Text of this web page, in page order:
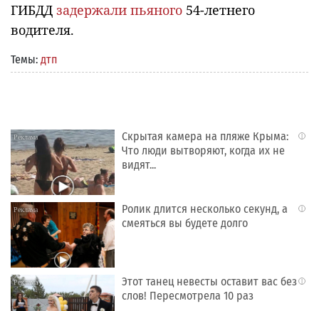
ГИБДД задержали пьяного 54-летнего
водителя.
Темы: дтп
i
Скрытая камера на пляже Крыма:
Что люди вытворяют, когда их не
видят...
i
Ролик длится несколько секунд, а
смеяться вы будете долго
i
Этот танец невесты оставит вас без
слов! Пересмотрела 10 раз